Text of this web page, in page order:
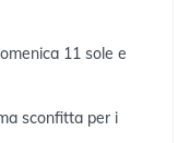
11 sole e
sconfitta per i